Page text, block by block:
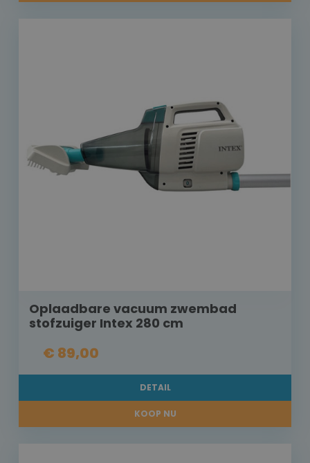
Oplaadbare vacuum zwembad
stofzuiger Intex 280 cm
€ 89,00
DETAIL
KOOP NU